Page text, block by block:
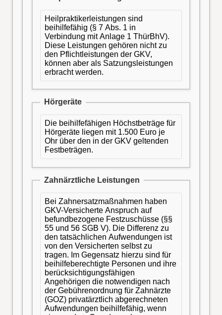
Heilpraktikerleistungen sind
beihilfefähig (§ 7 Abs. 1 in
Verbindung mit Anlage 1 ThürBhV).
Diese Leistungen gehören nicht zu
den Pflichtleistungen der GKV,
können aber als Satzungsleistungen
erbracht werden.
Hörgeräte
Die beihilfefähigen Höchstbeträge für
Hörgeräte liegen mit 1.500 Euro je
Ohr über den in der GKV geltenden
Festbeträgen.
Zahnärztliche Leistungen
Bei Zahnersatzmaßnahmen haben
GKV-Versicherte Anspruch auf
befundbezogene Festzuschüsse (§§
55 und 56 SGB V). Die Differenz zu
den tatsächlichen Aufwendungen ist
von den Versicherten selbst zu
tragen. Im Gegensatz hierzu sind für
beihilfeberechtigte Personen und ihre
berücksichtigungsfähigen
Angehörigen die notwendigen nach
der Gebührenordnung für Zahnärzte
(GOZ) privatärztlich abgerechneten
Aufwendungen beihilfefähig, wenn